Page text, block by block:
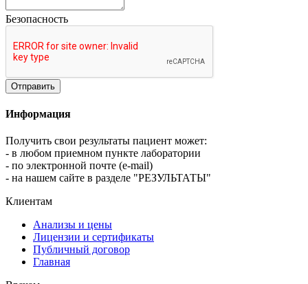
Безопасность
Информация
Получить свои результаты пациент может:
- в любом приемном пункте лаборатории
- по электронной почте (e-mail)
- на нашем сайте в разделе "РЕЗУЛЬТАТЫ"
Клиентам
Анализы и цены
Лицензии и сертификаты
Публичный договор
Главная